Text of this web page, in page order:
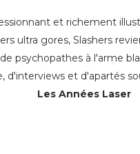
et richement
ultra gores, Slashers
psychopathes à l'arme
d'interviews et d'apartés
Les Années Laser